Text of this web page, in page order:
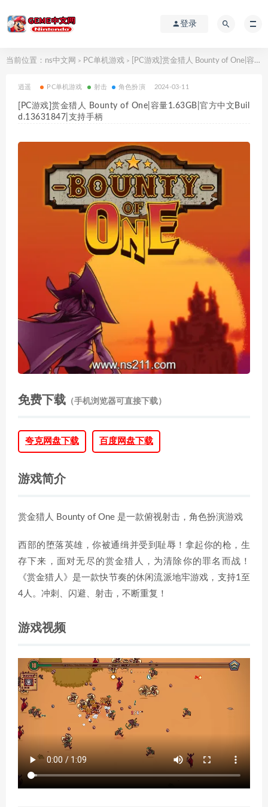
登录
当前位置： ns中文网 > PC单机游戏 > [PC游戏]赏金猎人 Bounty of One|容量1.63GB|官方中文Build.13631847|支持手柄
逍遥 PC单机游戏 射击 角色扮演 2024-03-11
[PC游戏]赏金猎人 Bounty of One|容量1.63GB|官方中文Buil
d.13631847|支持手柄
免费下载 （手机浏览器可直接下载）
夸克网盘下载 百度网盘下载
游戏简介
赏金猎人 Bounty of One 是一款俯视射击，角色扮演游戏
西部的堕落英雄，你被通缉并受到耻辱！拿起你的枪，生
存下来，面对无尽的赏金猎人，为清除你的罪名而战！
《赏金猎人》是一款快节奏的休闲流派地牢游戏，支持1至
4人。冲刺、闪避、射击，不断重复！
游戏视频